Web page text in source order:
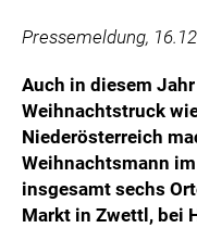
PRESSEKONTAKT
Pressemeldung,
Auch in diesem
Weihnachtstruck
Niederösterreich
Weihnachtsmann
insgesamt sechs
Markt in Zwettl, bei